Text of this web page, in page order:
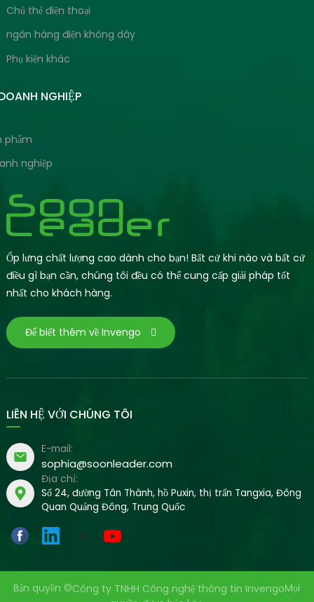
Chủ thẻ điện thoại
ngân hàng điện không dây
Phụ kiện khác
NGHIỆP
phẩm
nghiệp
Ốp lưng chất lượng cao dành cho bạn! Bất cứ khi nào và bất cứ
điều gì bạn cần, chúng tôi đều có thể cung cấp giải pháp tốt
nhất cho khách hàng.
Để biết thêm về Invengo
LIÊN HỆ VỚI CHÚNG TÔI
E-mail:
sophia@soonleader.com
Địa chỉ:
Số 24, đường Tân Thành, hồ Puxin, thị trấn Tangxia, Đông
Quan Quảng Đông, Trung Quốc
Bản quyền ©Công ty TNHH Công nghệ thông tin InvengoMọi